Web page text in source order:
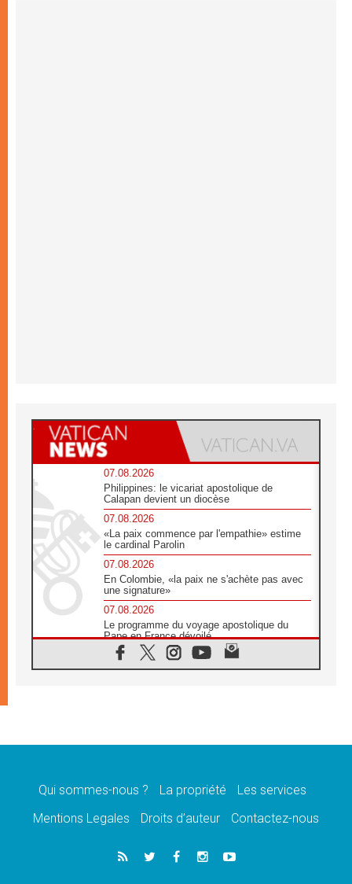
07.08.2026
Philippines: le vicariat apostolique de
Calapan devient un diocèse
07.08.2026
«La paix commence par l'empathie» estime
le cardinal Parolin
07.08.2026
En Colombie, «la paix ne s'achète pas avec
une signature»
07.08.2026
Le programme du voyage apostolique du
Pape en France dévoilé
07.08.2026
1ère Conférence continentale sur l'éducation
07.08.2026
07.08.2026
lancement des «dix jours de prière pour la
06.08.2026
Préparatifs des JMJ 2027 à Séoul: «c'est
Qui sommes-nous ? La propriété
Les services
Mentions Legales
Droits d’auteur Contactez-nous